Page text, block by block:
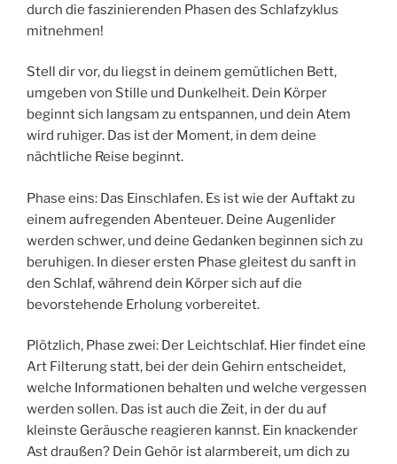
durch die faszinierenden Phasen des Schlafzyklus
mitnehmen!
Stell dir vor, du liegst in deinem gemütlichen Bett,
umgeben von Stille und Dunkelheit. Dein Körper
beginnt sich langsam zu entspannen, und dein Atem
wird ruhiger. Das ist der Moment, in dem deine
nächtliche Reise beginnt.
Phase eins: Das Einschlafen. Es ist wie der Auftakt zu
einem aufregenden Abenteuer. Deine Augenlider
werden schwer, und deine Gedanken beginnen sich zu
beruhigen. In dieser ersten Phase gleitest du sanft in
den Schlaf, während dein Körper sich auf die
bevorstehende Erholung vorbereitet.
Plötzlich, Phase zwei: Der Leichtschlaf. Hier findet eine
Art Filterung statt, bei der dein Gehirn entscheidet,
welche Informationen behalten und welche vergessen
werden sollen. Das ist auch die Zeit, in der du auf
kleinste Geräusche reagieren kannst. Ein knackender
Ast draußen? Dein Gehör ist alarmbereit, um dich zu